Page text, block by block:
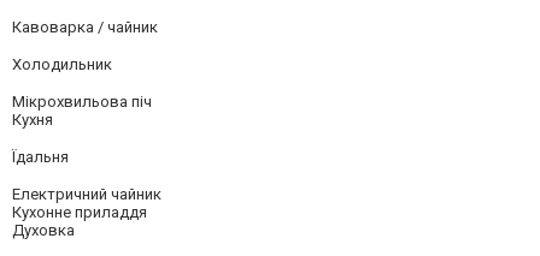
Кавоварка / чайник
Холодильник
Мікрохвильова піч
Кухня
Їдальня
Електричний чайник
Кухонне приладдя
Духовка